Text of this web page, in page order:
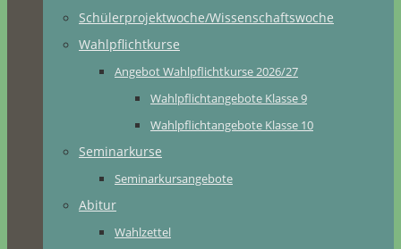
Schülerprojektwoche/Wissenschaftswoche
Wahlpflichtkurse
Angebot Wahlpflichtkurse 2026/27
Wahlpflichtangebote Klasse 9
Wahlpflichtangebote Klasse 10
Seminarkurse
Seminarkursangebote
Abitur
Wahlzettel